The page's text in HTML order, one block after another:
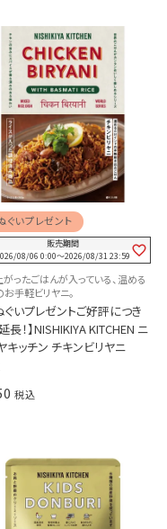
ぐいプレゼント
販売期間
08/06 0:00〜2026/08/31 23:59
ったごはんが入っている、温める
手軽ビリヤニ。
ぐいプレゼントご好評につき
長！】NISHIKIYA KITCHEN ニ
キッチン チキンビリヤニ
税込